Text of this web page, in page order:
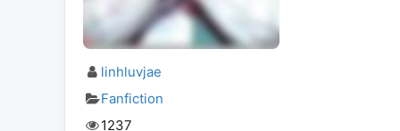
linhluvjae
Fanfiction
1237